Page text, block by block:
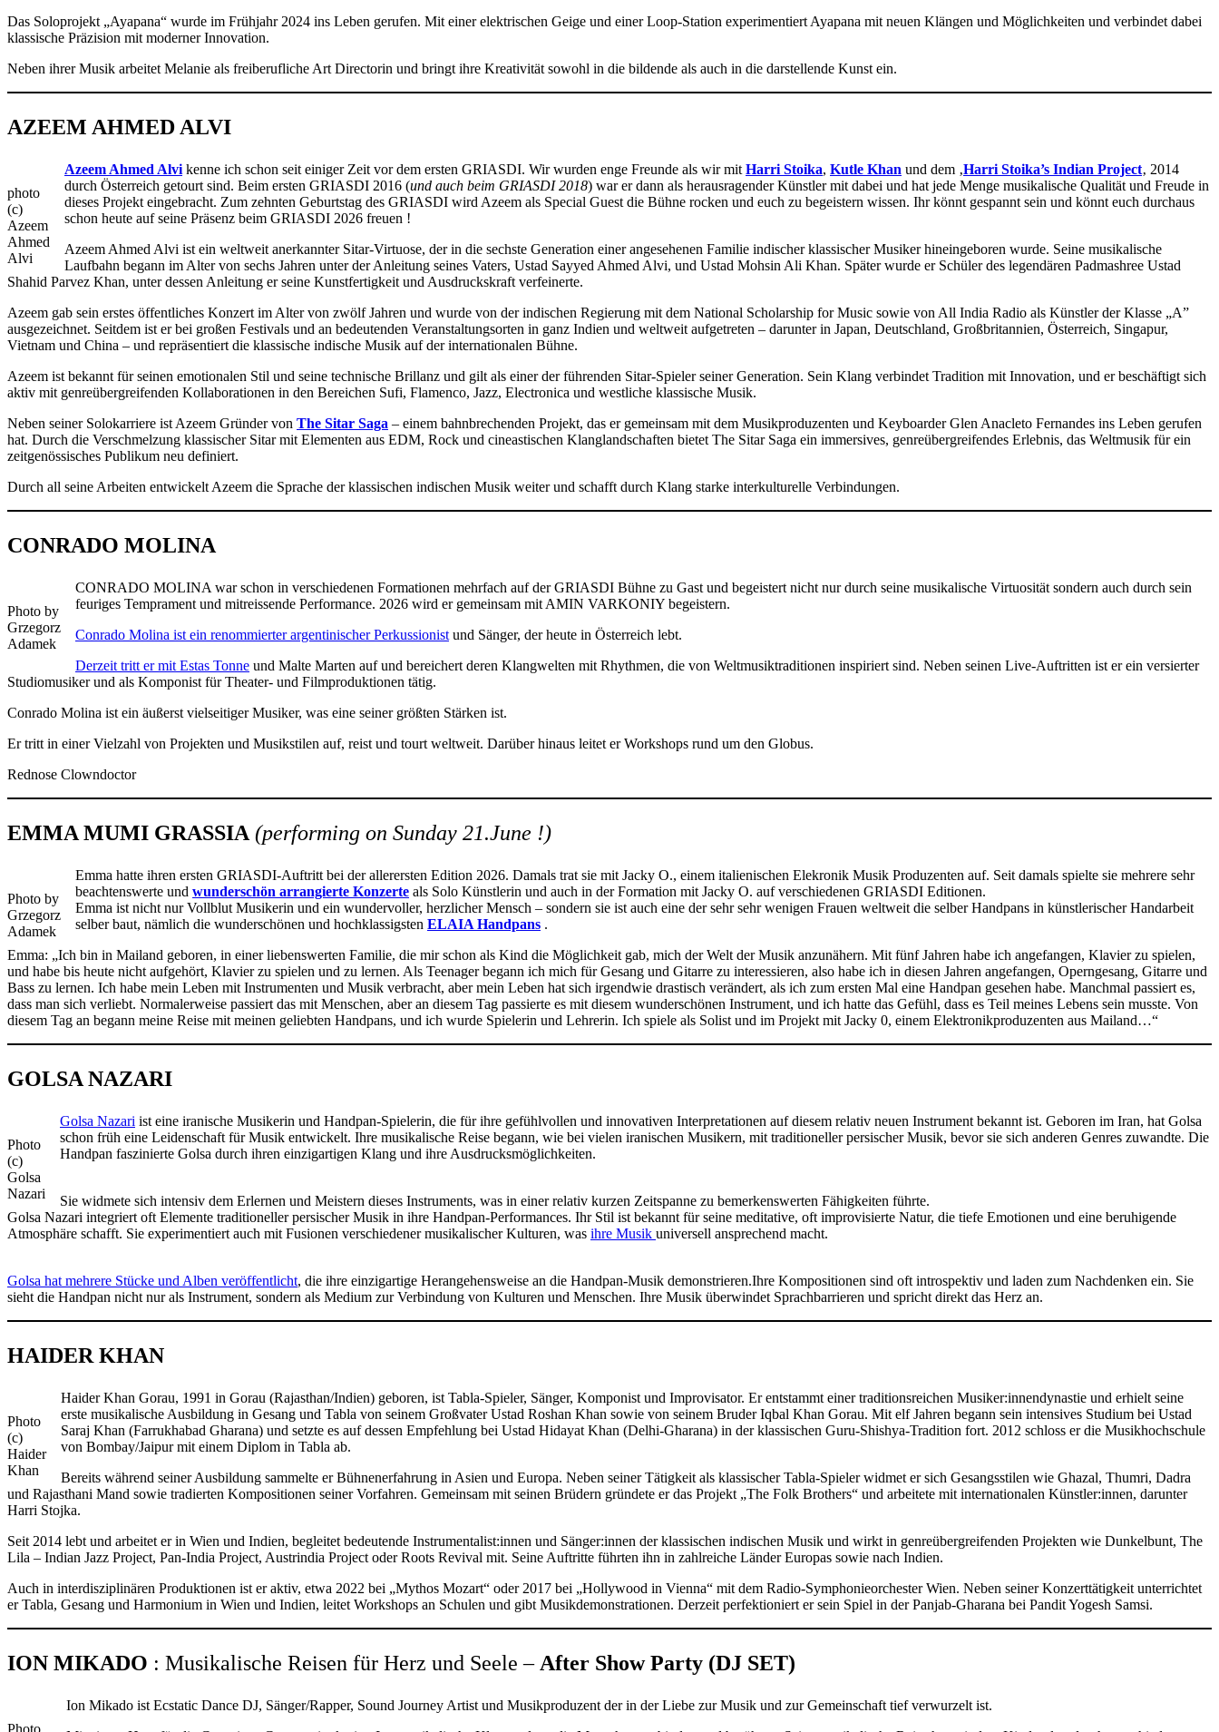
Das Soloprojekt „Ayapana“ wurde im Frühjahr 2024 ins Leben gerufen. Mit einer elektrischen Geige und einer Loop-Station experimentiert Ayapana mit neuen Klängen und Möglichkeiten und verbindet dabei
klassische Präzision mit moderner Innovation.
Neben ihrer Musik arbeitet Melanie als freiberufliche Art Directorin und bringt ihre Kreativität sowohl in die bildende als auch in die darstellende Kunst ein.
AZEEM AHMED ALVI
photo
(c)
Azeem
Ahmed
Alvi
Azeem Ahmed Alvikenne ich schon seit einiger Zeit vor dem ersten GRIASDI. Wir wurden enge Freunde als wir mitHarri Stoika, Kutle Khan und dem ‚Harri Stoika’s Indian Project‚ 2014
durch Österreich getourt sind. Beim ersten GRIASDI 2016 (und auch beim GRIASDI 2018) war er dann als herausragender Künstler mit dabei und hat jede Menge musikalische Qualität und Freude in
dieses Projekt eingebracht. Zum zehnten Geburtstag des GRIASDI wird Azeem als Special Guest die Bühne rocken und euch zu begeistern wissen. Ihr könnt gespannt sein und könnt euch durchaus
schon heute auf seine Präsenz beim GRIASDI 2026 freuen !
Azeem Ahmed Alvi ist ein weltweit anerkannter Sitar-Virtuose, der in die sechste Generation einer angesehenen Familie indischer klassischer Musiker hineingeboren wurde. Seine musikalische
Laufbahn begann im Alter von sechs Jahren unter der Anleitung seines Vaters, Ustad Sayyed Ahmed Alvi, und Ustad Mohsin Ali Khan. Später wurde er Schüler des legendären Padmashree Ustad
Shahid Parvez Khan, unter dessen Anleitung er seine Kunstfertigkeit und Ausdruckskraft verfeinerte.
Azeem gab sein erstes öffentliches Konzert im Alter von zwölf Jahren und wurde von der indischen Regierung mit dem National Scholarship for Music sowie von All India Radio als Künstler der Klasse „A”
ausgezeichnet. Seitdem ist er bei großen Festivals und an bedeutenden Veranstaltungsorten in ganz Indien und weltweit aufgetreten – darunter in Japan, Deutschland, Großbritannien, Österreich, Singapur,
Vietnam und China – und repräsentiert die klassische indische Musik auf der internationalen Bühne.
Azeem ist bekannt für seinen emotionalen Stil und seine technische Brillanz und gilt als einer der führenden Sitar-Spieler seiner Generation. Sein Klang verbindet Tradition mit Innovation, und er beschäftigt sich
aktiv mit genreübergreifenden Kollaborationen in den Bereichen Sufi, Flamenco, Jazz, Electronica und westliche klassische Musik.
Neben seiner Solokarriere ist Azeem Gründer von The Sitar Saga – einem bahnbrechenden Projekt, das er gemeinsam mit dem Musikproduzenten und Keyboarder Glen Anacleto Fernandes ins Leben gerufen
hat. Durch die Verschmelzung klassischer Sitar mit Elementen aus EDM, Rock und cineastischen Klanglandschaften bietet The Sitar Saga ein immersives, genreübergreifendes Erlebnis, das Weltmusik für ein
zeitgenössisches Publikum neu definiert.
Durch all seine Arbeiten entwickelt Azeem die Sprache der klassischen indischen Musik weiter und schafft durch Klang starke interkulturelle Verbindungen.
CONRADO MOLINA
Photo by
Grzegorz
Adamek
CONRADO MOLINA war schon in verschiedenen Formationen mehrfach auf der GRIASDI Bühne zu Gast und begeistert nicht nur durch seine musikalische Virtuosität sondern auch durch sein
feuriges Temprament und mitreissende Performance. 2026 wird er gemeinsam mit AMIN VARKONIY begeistern.
Conrado Molina ist ein renommierter argentinischer Perkussionistund Sänger, der heute in Österreich lebt.
Derzeit tritt er mit Estas Tonne und Malte Marten auf und bereichert deren Klangwelten mit Rhythmen, die von Weltmusiktraditionen inspiriert sind. Neben seinen Live-Auftritten ist er ein versierter
Studiomusiker und als Komponist für Theater- und Filmproduktionen tätig.
Conrado Molina ist ein äußerst vielseitiger Musiker, was eine seiner größten Stärken ist.
Er tritt in einer Vielzahl von Projekten und Musikstilen auf, reist und tourt weltweit. Darüber hinaus leitet er Workshops rund um den Globus.
Rednose Clowndoctor
EMMA MUMI GRASSIA (performing on Sunday 21.June !)
Photo by
Grzegorz
Adamek
Emma hatte ihren ersten GRIASDI-Auftritt bei der allerersten Edition 2026. Damals trat sie mit Jacky O., einem italienischen Elekronik Musik Produzenten auf. Seit damals spielte sie mehrere sehr
beachtenswerte und wunderschön arrangierte Konzerte als Solo Künstlerin und auch in der Formation mit Jacky O. auf verschiedenen GRIASDI Editionen.
Emma ist nicht nur Vollblut Musikerin und ein wundervoller, herzlicher Mensch – sondern sie ist auch eine der sehr sehr wenigen Frauen weltweit die selber Handpans in künstlerischer Handarbeit
selber baut, nämlich die wunderschönen und hochklassigsten ELAIA Handpans .
Emma: „Ich bin in Mailand geboren, in einer liebenswerten Familie, die mir schon als Kind die Möglichkeit gab, mich der Welt der Musik anzunähern. Mit fünf Jahren habe ich angefangen, Klavier zu spielen,
und habe bis heute nicht aufgehört, Klavier zu spielen und zu lernen. Als Teenager begann ich mich für Gesang und Gitarre zu interessieren, also habe ich in diesen Jahren angefangen, Operngesang, Gitarre und
Bass zu lernen. Ich habe mein Leben mit Instrumenten und Musik verbracht, aber mein Leben hat sich irgendwie drastisch verändert, als ich zum ersten Mal eine Handpan gesehen habe. Manchmal passiert es,
dass man sich verliebt. Normalerweise passiert das mit Menschen, aber an diesem Tag passierte es mit diesem wunderschönen Instrument, und ich hatte das Gefühl, dass es Teil meines Lebens sein musste. Von
diesem Tag an begann meine Reise mit meinen geliebten Handpans, und ich wurde Spielerin und Lehrerin. Ich spiele als Solist und im Projekt mit Jacky 0, einem Elektronikproduzenten aus Mailand…“
GOLSA NAZARI
Photo
(c)
Golsa
Nazari
Golsa Nazari ist eine iranische Musikerin und Handpan-Spielerin, die für ihre gefühlvollen und innovativen Interpretationen auf diesem relativ neuen Instrument bekannt ist. Geboren im Iran, hat Golsa
schon früh eine Leidenschaft für Musik entwickelt. Ihre musikalische Reise begann, wie bei vielen iranischen Musikern, mit traditioneller persischer Musik, bevor sie sich anderen Genres zuwandte. Die
Handpan faszinierte Golsa durch ihren einzigartigen Klang und ihre Ausdrucksmöglichkeiten.
Sie widmete sich intensiv dem Erlernen und Meistern dieses Instruments, was in einer relativ kurzen Zeitspanne zu bemerkenswerten Fähigkeiten führte.
Golsa Nazari integriert oft Elemente traditioneller persischer Musik in ihre Handpan-Performances. Ihr Stil ist bekannt für seine meditative, oft improvisierte Natur, die tiefe Emotionen und eine beruhigende
Atmosphäre schafft. Sie experimentiert auch mit Fusionen verschiedener musikalischer Kulturen, was ihre Musik universell ansprechend macht.
Golsa hat mehrere Stücke und Alben veröffentlicht, die ihre einzigartige Herangehensweise an die Handpan-Musik demonstrieren.Ihre Kompositionen sind oft introspektiv und laden zum Nachdenken ein. Sie
sieht die Handpan nicht nur als Instrument, sondern als Medium zur Verbindung von Kulturen und Menschen. Ihre Musik überwindet Sprachbarrieren und spricht direkt das Herz an.
HAIDER KHAN
Photo
(c)
Haider
Khan
Haider Khan Gorau, 1991 in Gorau (Rajasthan/Indien) geboren, ist Tabla-Spieler, Sänger, Komponist und Improvisator. Er entstammt einer traditionsreichen Musiker:innendynastie und erhielt seine
erste musikalische Ausbildung in Gesang und Tabla von seinem Großvater Ustad Roshan Khan sowie von seinem Bruder Iqbal Khan Gorau. Mit elf Jahren begann sein intensives Studium bei Ustad
Saraj Khan (Farrukhabad Gharana) und setzte es auf dessen Empfehlung bei Ustad Hidayat Khan (Delhi-Gharana) in der klassischen Guru-Shishya-Tradition fort. 2012 schloss er die Musikhochschule
von Bombay/Jaipur mit einem Diplom in Tabla ab.
Bereits während seiner Ausbildung sammelte er Bühnenerfahrung in Asien und Europa. Neben seiner Tätigkeit als klassischer Tabla-Spieler widmet er sich Gesangsstilen wie Ghazal, Thumri, Dadra
und Rajasthani Mand sowie tradierten Kompositionen seiner Vorfahren. Gemeinsam mit seinen Brüdern gründete er das Projekt „The Folk Brothers“ und arbeitete mit internationalen Künstler:innen, darunter
Harri Stojka.
Seit 2014 lebt und arbeitet er in Wien und Indien, begleitet bedeutende Instrumentalist:innen und Sänger:innen der klassischen indischen Musik und wirkt in genreübergreifenden Projekten wie Dunkelbunt, The
Lila – Indian Jazz Project, Pan-India Project, Austrindia Project oder Roots Revival mit. Seine Auftritte führten ihn in zahlreiche Länder Europas sowie nach Indien.
Auch in interdisziplinären Produktionen ist er aktiv, etwa 2022 bei „Mythos Mozart“ oder 2017 bei „Hollywood in Vienna“ mit dem Radio-Symphonieorchester Wien. Neben seiner Konzerttätigkeit unterrichtet
er Tabla, Gesang und Harmonium in Wien und Indien, leitet Workshops an Schulen und gibt Musikdemonstrationen. Derzeit perfektioniert er sein Spiel in der Panjab-Gharana bei Pandit Yogesh Samsi.
ION MIKADO : Musikalische Reisen für Herz und Seele –After Show Party (DJ SET)
Ion Mikado ist Ecstatic Dance DJ, Sänger/Rapper, Sound Journey Artist und Musikproduzent der in der Liebe zur Musik und zur Gemeinschaft tief verwurzelt ist.